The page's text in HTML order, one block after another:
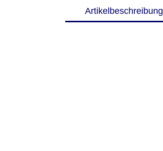
Artikelbeschreibung